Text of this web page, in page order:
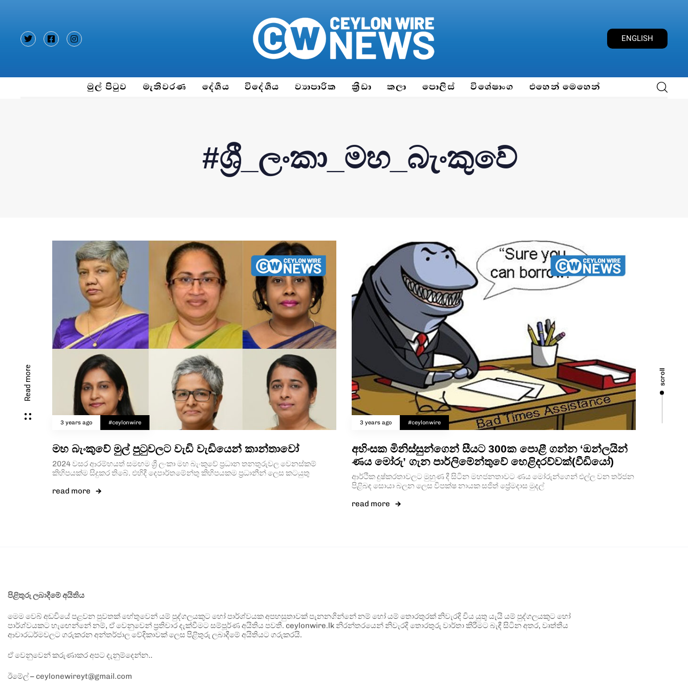
ENGLISH
මුල් පිටුව මැතිවරණ දේශීය විදේශීය ව්‍යාපාරික ක්‍රීඩා කලා පොලිස් විශේෂාංග එහෙන් මෙහෙන්
Read more scroll
#ශ්‍රී_ලංකා_මහ_බැංකුවේ
3 years ago #ceylonwire
මහ බැංකුවේ මුල් පුටුවලට වැඩි වැඩියෙන් කාන්තාවෝ
2024 වසර ආරම්භයත් සමඟම ශ්‍රී ලංකා මහ බැංකුවේ ප්‍රධාන තනතුරුවල වෙනස්කම්
කිහිපයක්ම සිදුකර තිබේ. එහිදී දෙපාර්තමේන්තු කිහිපයකම ප්‍රධානීන් ලෙස කටයුතු
read more
3 years ago #ceylonwire
අහිංසක මිනිස්සුන්ගෙන් සීයට 300ක පොළී ගන්න ‘ඔන්ලයින්
ණය මෝරු’ ගැන පාර්ලිමේන්තුවේ හෙළිදරව්වක්(වීඩියෝ)
ආර්ථික දුෂ්කරතාවලට මුහුණ දී සිටින මහජනතාවට ණය මෝරුන්ගෙන් එල්ල වන තර්ජන
පිළිබඳ සොයා බලන ලෙස විපක්ෂ නායක සජිත් ප්‍රේමදාස මුදල්
read more
පිළිතුරු ලබාදීමේ අයිතිය
මෙම වෙබ් අඩවියේ පළවන පුවතක් හේතුවෙන් යම් පුද්ගලයකුට හෝ පාර්ශ්වයක අපහසුතාවක් පැනනගින්නේ නම් හෝ යම් තොරතුරක් නිවැරදි විය යුතු යැයි යම් පුද්ගලයකුට හෝ
පාර්ශ්වයකට හැඟෙන්නේ නම්, ඒ වෙනුවෙන් ප්‍රතිචාර දැක්වීමට සම්පූර්ණ අයිතිය පවතී. ceylonwire.lk නිරන්තරයෙන් නිවැරදි තොරතුරු වාර්තා කිරීමට බැඳී සිටින අතර, වෘත්තීය
ආචාරධර්මවලට ගරුකරන අන්තර්ජාල වේදිකාවක් ලෙස පිළිතුරු ලබාදීමේ අයිතියට ගරුකරයි.
ඒ වෙනුවෙන් කරුණාකර අපට දැනුම්දෙන්න..
ඊමේල් – ceylonewireyt@gmail.com